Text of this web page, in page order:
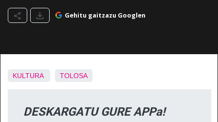
Gehitu gaitzazu Googlen
KULTURA TOLOSA
DESKARGATU GURE APPa!